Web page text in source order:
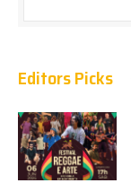
Editors Picks